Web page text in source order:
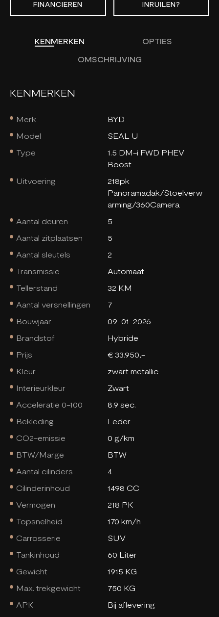
FINANCIEREN INRUILEN?
KENMERKEN OPTIES
OMSCHRIJVING
KENMERKEN
Merk
BYD
Model
SEAL U
Type
1.5 DM-i FWD PHEV
Boost
Uitvoering
218pk
Panoramadak/Stoelverw
arming/360Camera
Aantal deuren
5
Aantal zitplaatsen
5
Aantal sleutels
2
Transmissie
Automaat
Tellerstand
32 KM
Aantal versnellingen
7
Bouwjaar
09-01-2026
Brandstof
Hybride
Prijs
€ 33.950,-
Kleur
zwart metallic
Interieurkleur
Zwart
Acceleratie 0-100
8.9 sec.
Bekleding
Leder
CO2-emissie
0 g/km
BTW/Marge
BTW
Aantal cilinders
4
Cilinderinhoud
1498 CC
Vermogen
218 PK
Topsnelheid
170 km/h
Carrosserie
SUV
Tankinhoud
60 Liter
Gewicht
1915 KG
Max. trekgewicht
750 KG
APK
Bij aflevering